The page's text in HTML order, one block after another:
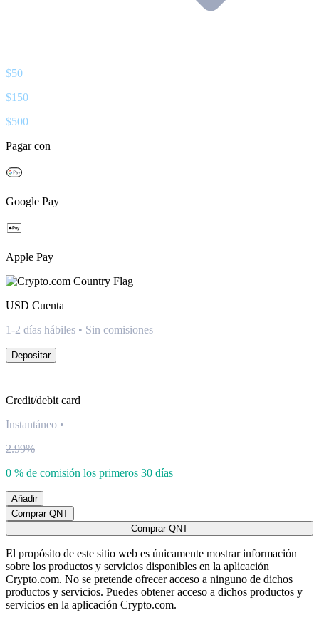
$50
$150
$500
Pagar con
Google Pay
Apple Pay
USD Cuenta
1-2 días hábiles • Sin comisiones
Depositar
Credit/debit card
Instantáneo •
2.99%
0 % de comisión los primeros 30 días
Añadir
Comprar QNT
Comprar QNT
El propósito de este sitio web es únicamente mostrar información
sobre los productos y servicios disponibles en la aplicación
Crypto.com. No se pretende ofrecer acceso a ninguno de dichos
productos y servicios. Puedes obtener acceso a dichos productos y
servicios en la aplicación Crypto.com.